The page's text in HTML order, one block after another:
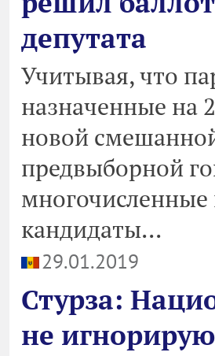
депутата
Учитывая, что
назначенные на
новой
предвыборной
многочисленные
кандидаты...
29.01.2019
Стурза:
не